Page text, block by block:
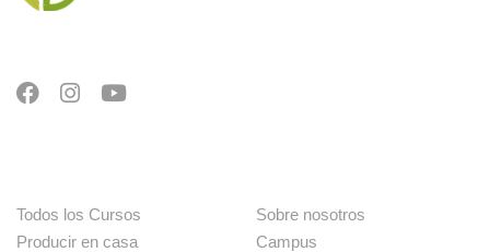
Todos los Cursos
Producir en casa
Sobre nosotros
Campus